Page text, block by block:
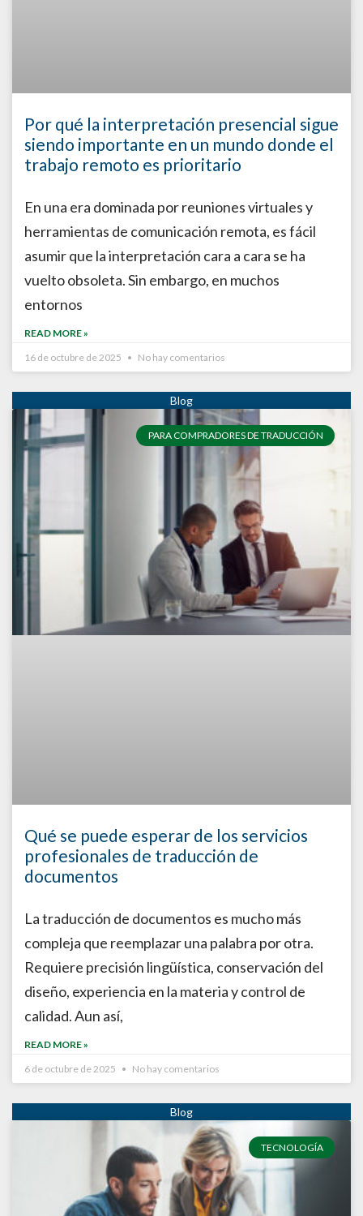
Por qué la interpretación presencial sigue
siendo importante en un mundo donde el
trabajo remoto es prioritario
En una era dominada por reuniones virtuales y
herramientas de comunicación remota, es fácil
asumir que la interpretación cara a cara se ha
vuelto obsoleta. Sin embargo, en muchos
entornos
READ MORE »
16 de octubre de 2025
No hay comentarios
PARA COMPRADORES DE TRADUCCIÓN
Qué se puede esperar de los servicios
profesionales de traducción de
documentos
La traducción de documentos es mucho más
compleja que reemplazar una palabra por otra.
Requiere precisión lingüística, conservación del
diseño, experiencia en la materia y control de
calidad. Aun así,
READ MORE »
6 de octubre de 2025
No hay comentarios
TECNOLOGÍA